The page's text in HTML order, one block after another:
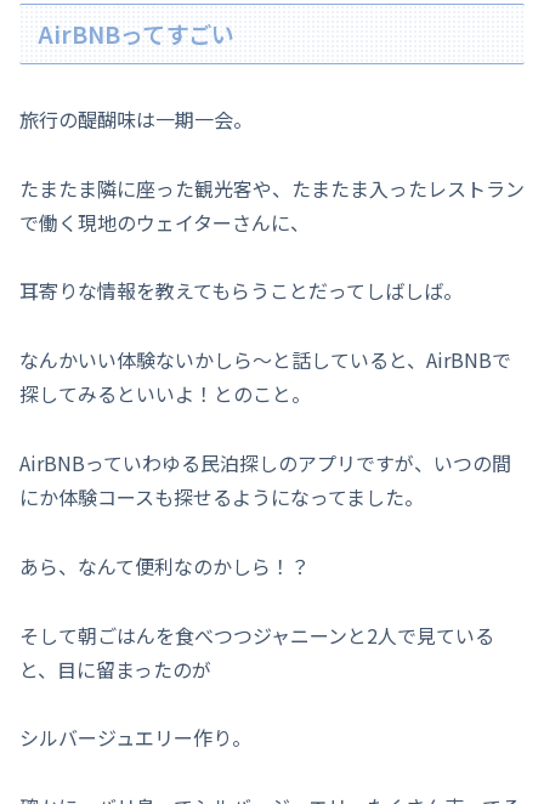
AirBNBってすごい
旅行の醍醐味は一期一会。
たまたま隣に座った観光客や、たまたま入ったレストラン
で働く現地のウェイターさんに、
耳寄りな情報を教えてもらうことだってしばしば。
なんかいい体験ないかしら～と話していると、AirBNBで
探してみるといいよ！とのこと。
AirBNBっていわゆる民泊探しのアプリですが、いつの間
にか体験コースも探せるようになってました。
あら、なんて便利なのかしら！？
そして朝ごはんを食べつつジャニーンと2人で見ている
と、目に留まったのが
シルバージュエリー作り。